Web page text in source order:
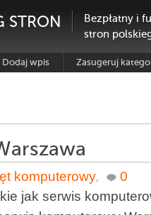
STRON
Bezpłatny i
stron
Dodaj wpis Zasugeruj
komputerowy,
0
jak serwis